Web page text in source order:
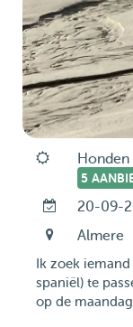
5
20-09-
Almere
Ik zoek
spaniël) te
op de